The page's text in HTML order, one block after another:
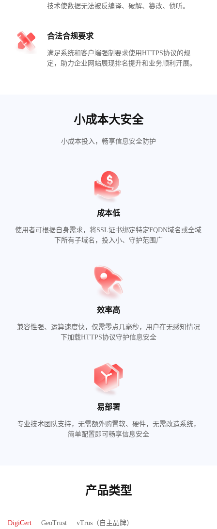
技术使数据无法被反编译、破解、篡改、侦听。
合法合规要求
满足系统和客户端强制要求使用HTTPS协议的规
定，助力企业网站展现排名提升和业务顺利开展。
小成本大安全
小成本投入，畅享信息安全防护
成本低
使用者可根据自身需求，将SSL证书绑定特定FQDN域名或全域
下所有子域名，投入小、守护范围广
效率高
兼容性强、运算速度快，仅需零点几毫秒，用户在无感知情况
下加载HTTPS协议守护信息安全
易部署
专业技术团队支持，无需额外购置软、硬件，无需改造系统，
简单配置即可畅享信息安全
产品类型
DigiCert GeoTrust vTrus（自主品牌）